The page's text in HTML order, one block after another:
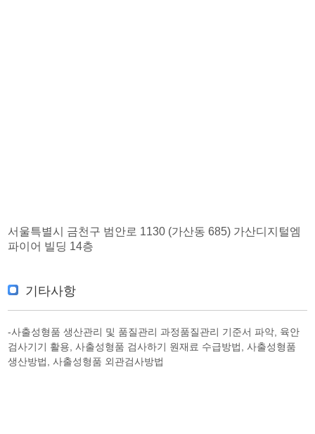
서울특별시 금천구 범안로 1130 (가산동 685) 가산디지털엠
파이어 빌딩 14층
기타사항
-사출성형품 생산관리 및 품질관리 과정품질관리 기준서 파악, 육안
검사기기 활용, 사출성형품 검사하기 원재료 수급방법, 사출성형품
생산방법, 사출성형품 외관검사방법